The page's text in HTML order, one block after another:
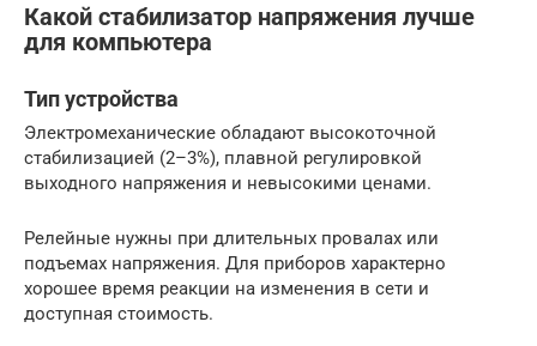
Какой стабилизатор напряжения лучше
для компьютера
Тип устройства
Электромеханические обладают высокоточной
стабилизацией (2–3%), плавной регулировкой
выходного напряжения и невысокими ценами.
Релейные нужны при длительных провалах или
подъемах напряжения. Для приборов характерно
хорошее время реакции на изменения в сети и
доступная стоимость.